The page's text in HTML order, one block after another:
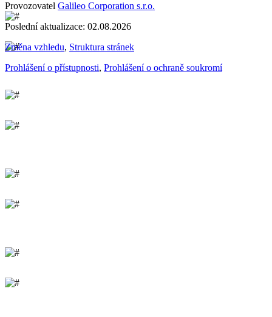
Provozovatel Galileo Corporation s.r.o.
Poslední aktualizace: 02.08.2026
Změna vzhledu, Struktura stránek
Prohlášení o přístupnosti, Prohlášení o ochraně soukromí